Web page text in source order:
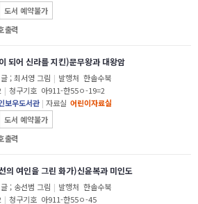
도서 예약불가
출력
되어 신라를 지킨)문무왕과 대왕암
; 최서영 그림 | 발행처 한솔수북
| 청구기호 아911-한55ㅇ-19=2
보우도서관 | 자료실 어린이자료실
도서 예약불가
출력
의 여인을 그린 화가)신윤복과 미인도
; 송선범 그림 | 발행처 한솔수북
| 청구기호 아911-한55ㅇ-45